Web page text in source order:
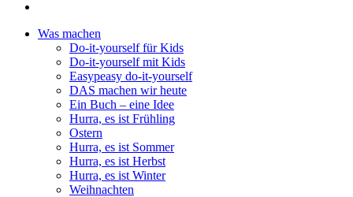
Was machen
Do-it-yourself für Kids
Do-it-yourself mit Kids
Easypeasy do-it-yourself
DAS machen wir heute
Ein Buch – eine Idee
Hurra, es ist Frühling
Ostern
Hurra, es ist Sommer
Hurra, es ist Herbst
Hurra, es ist Winter
Weihnachten